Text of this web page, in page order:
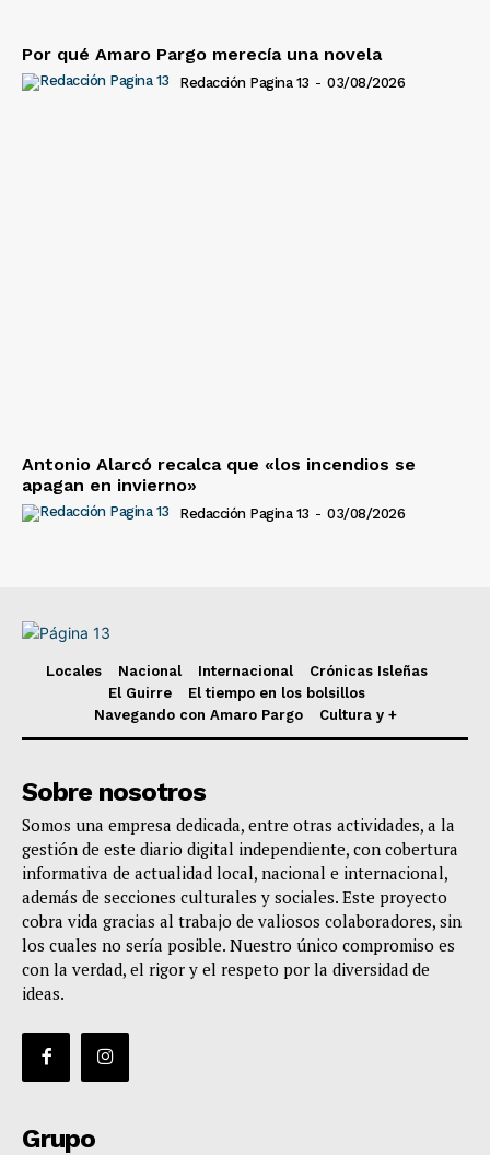
Por qué Amaro Pargo merecía una novela
Redacción Pagina 13 - 03/08/2026
Antonio Alarcó recalca que «los incendios se
apagan en invierno»
Redacción Pagina 13 - 03/08/2026
Locales Nacional Internacional
Crónicas Isleñas
El Guirre
El tiempo en los bolsillos
Navegando con Amaro Pargo
Cultura y +
Sobre nosotros
Somos una empresa dedicada, entre otras actividades, a la
gestión de este diario digital independiente, con cobertura
informativa de actualidad local, nacional e internacional,
además de secciones culturales y sociales. Este proyecto
cobra vida gracias al trabajo de valiosos colaboradores, sin
los cuales no sería posible. Nuestro único compromiso es
con la verdad, el rigor y el respeto por la diversidad de
ideas.
Grupo